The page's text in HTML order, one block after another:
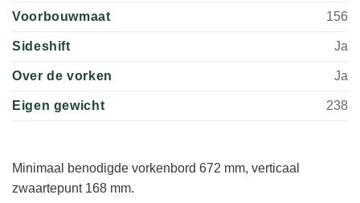
Voorbouwmaat 156
Sideshift Ja
Over de vorken Ja
Eigen gewicht 238
Minimaal benodigde vorkenbord 672 mm, verticaal
zwaartepunt 168 mm.